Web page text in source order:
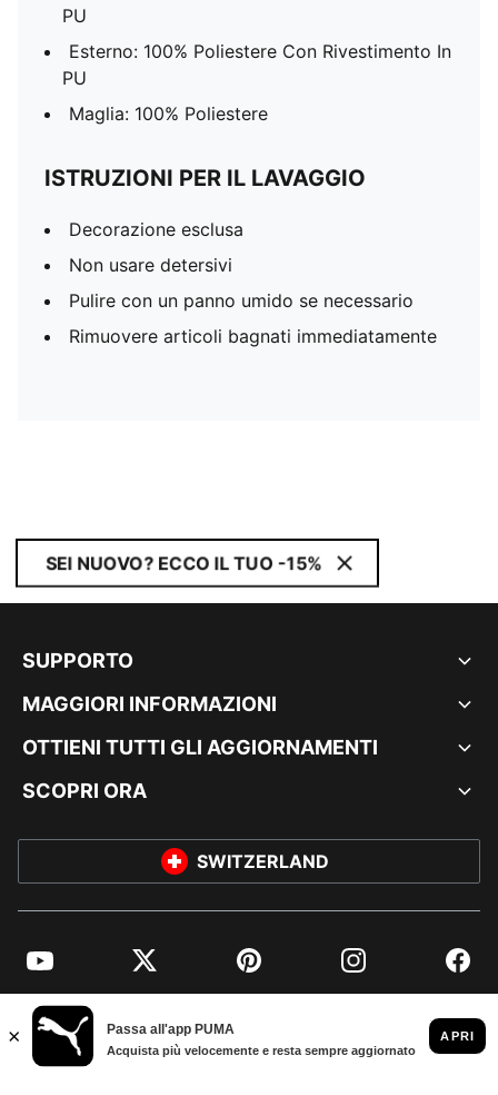
PU
Esterno: 100% Poliestere Con Rivestimento In
PU
Maglia: 100% Poliestere
ISTRUZIONI PER IL LAVAGGIO
Decorazione esclusa
Non usare detersivi
Pulire con un panno umido se necessario
Rimuovere articoli bagnati immediatamente
SEI NUOVO? ECCO IL TUO -15%
SUPPORTO
MAGGIORI INFORMAZIONI
OTTIENI TUTTI GLI AGGIORNAMENTI
SCOPRI ORA
SWITZERLAND
YouTube Twitter Pinterest Instagram
© PUMA EUROPE GMBH, 2026. TUTTI I DIRITTI RISERVATI
DATI AZIENDALI E LEGALI